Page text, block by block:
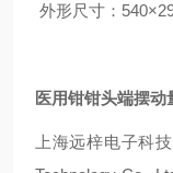
外形尺寸：
医用钳钳头端摆动
上海远梓电子科